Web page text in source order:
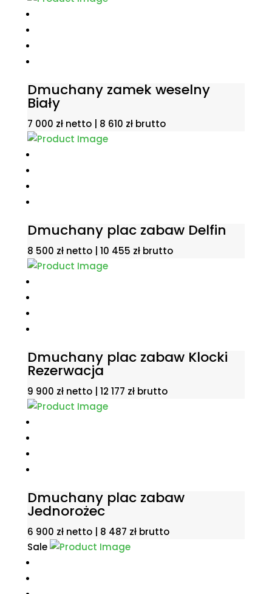
Dmuchany zamek weselny
Biały
7 000 zł netto | 8 610 złbrutto
Dmuchany plac zabaw Delfin
8 500 zł netto | 10 455 złbrutto
Dmuchany plac zabaw Klocki
Rezerwacja
9 900 zł netto | 12 177 złbrutto
Dmuchany plac zabaw
Jednorożec
6 900 zł netto | 8 487 złbrutto
Sale